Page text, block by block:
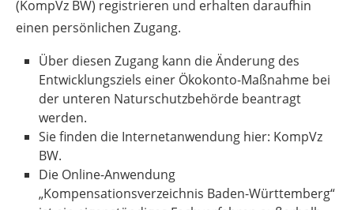
(KompVz BW) registrieren und erhalten daraufhin
einen persönlichen Zugang.
Über diesen Zugang kann die Änderung des
Entwicklungsziels einer Ökokonto-Maßnahme bei
der unteren Naturschutzbehörde beantragt
werden.
Sie finden die Internetanwendung hier: KompVz
BW.
Die Online-Anwendung
„Kompensationsverzeichnis Baden-Württemberg“